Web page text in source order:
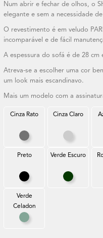
Num abrir e fechar de olhos, o
elegante e sem a necessidade
O revestimento é em veludo
incomparável e de fácil
A espessura do sofá é de 28
Atreva-se a escolher uma cor
um look mais escandinavo.
Mais um modelo com a
Cinza Rato
Cinza Rato
Cinza Claro
Preto
Preto
Verde Escuro
Verde
Verde
Celadon
Verde Celadon